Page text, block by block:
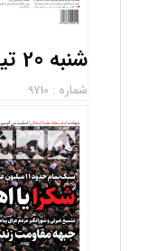
شنبه 20 تیر 1405
شماره : 9710